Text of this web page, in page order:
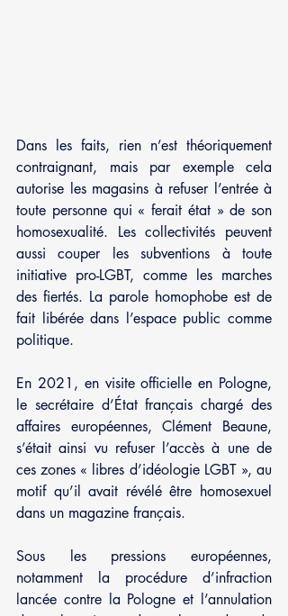
Dans les faits, rien n’est théoriquement
contraignant, mais par exemple cela
autorise les magasins à refuser l’entrée à
toute personne qui « ferait état » de son
homosexualité. Les collectivités peuvent
aussi couper les subventions à toute
initiative pro-LGBT, comme les marches
des fiertés. La parole homophobe est de
fait libérée dans l’espace public comme
politique.
En 2021, en visite officielle en Pologne,
le secrétaire d’État français chargé des
affaires européennes, Clément Beaune,
s’était ainsi vu refuser l’accès à une de
ces zones « libres d’idéologie LGBT », au
motif qu’il avait révélé être homosexuel
dans un magazine français.
Sous les pressions européennes,
notamment la procédure d’infraction
lancée contre la Pologne et l’annulation